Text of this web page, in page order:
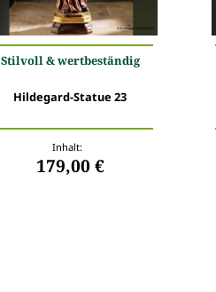
Stilvoll & wertbeständig
Hildegard-Statue 23
Inhalt:
179,00 €